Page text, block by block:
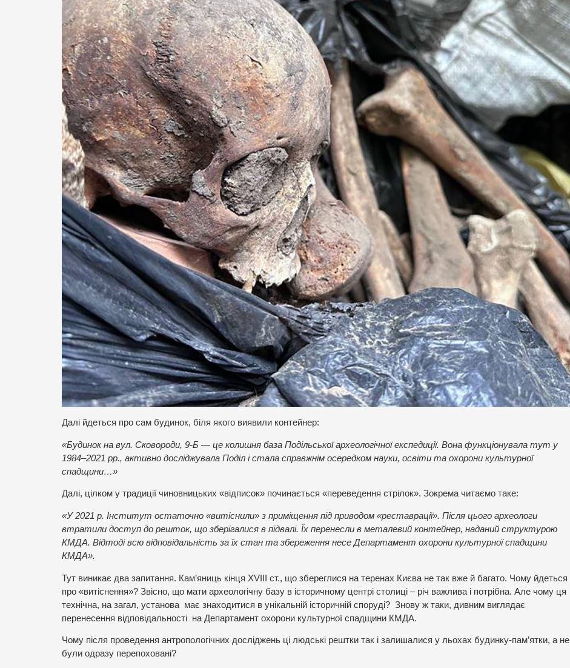
Далі йдеться про сам будинок, біля якого виявили контейнер:
«Будинок на вул. Сковороди, 9-Б — це колишня база Подільської археологічної експедиції. Вона функціонувала тут у
1984–2021 рр., активно досліджувала Поділ і стала справжнім осередком науки, освіти та охорони культурної
спадщини…»
Далі, цілком у традиції чиновницьких «відписок» починається «переведення стрілок». Зокрема читаємо таке:
«У 2021 р. Інститут остаточно «витіснили» з приміщення під приводом «реставрації». Після цього археологи
втратили доступ до решток, що зберігалися в підвалі. Їх перенесли в металевий контейнер, наданий структурою
КМДА. Відтоді всю відповідальність за їх стан та збереження несе Департамент охорони культурної спадщини
КМДА».
Тут виникає два запитання. Кам’яниць кінця XVIІI ст., що збереглися на теренах Києва не так вже й багато. Чому йдеться
про «витіснення»? Звісно, що мати археологічну базу в історичному центрі столиці – річ важлива і потрібна. Але чому ця
технічна, на загал, установа має знаходитися в унікальній історичній споруді? Знову ж таки, дивним виглядає
перенесення відповідальності на Департамент охорони культурної спадщини КМДА.
Чому після проведення антропологічних досліджень ці людські рештки так і залишалися у льохах будинку-пам’ятки, а не
були одразу перепоховані?